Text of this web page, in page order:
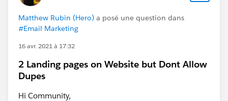
Matthew Rubin (Hero) a posé une question dans
#Email Marketing
16 avr. 2021 à 17:32
2 Landing pages on Website but Dont Allow
Dupes
Hi Community,